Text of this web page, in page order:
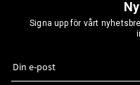
Signa upp för vårt